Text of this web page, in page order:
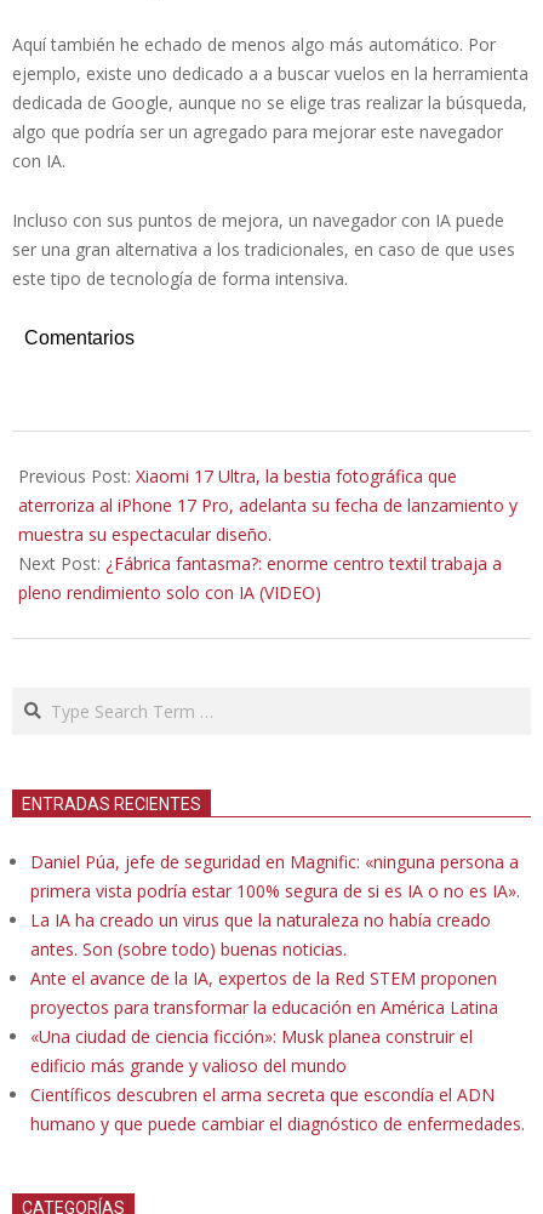
Aquí también he echado de menos algo más automático. Por
ejemplo, existe uno dedicado a a buscar vuelos en la herramienta
dedicada de Google, aunque no se elige tras realizar la búsqueda,
algo que podría ser un agregado para mejorar este navegador
con IA.
Incluso con sus puntos de mejora, un navegador con IA puede
ser una gran alternativa a los tradicionales, en caso de que uses
este tipo de tecnología de forma intensiva.
Comentarios
12-
24
Previous Post: Xiaomi 17 Ultra, la bestia fotográfica que
aterroriza al iPhone 17 Pro, adelanta su fecha de lanzamiento y
muestra su espectacular diseño.
Next Post: ¿Fábrica fantasma?: enorme centro textil trabaja a
pleno rendimiento solo con IA (VIDEO)
Search
ENTRADAS RECIENTES
Daniel Púa, jefe de seguridad en Magnific: «ninguna persona a
primera vista podría estar 100% segura de si es IA o no es IA».
La IA ha creado un virus que la naturaleza no había creado
antes. Son (sobre todo) buenas noticias.
Ante el avance de la IA, expertos de la Red STEM proponen
proyectos para transformar la educación en América Latina
«Una ciudad de ciencia ficción»: Musk planea construir el
edificio más grande y valioso del mundo
Científicos descubren el arma secreta que escondía el ADN
humano y que puede cambiar el diagnóstico de enfermedades.
CATEGORÍAS